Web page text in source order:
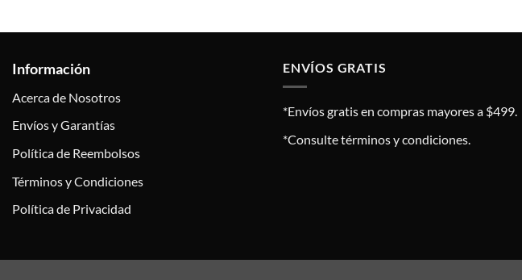
Información
Acerca de Nosotros
Envíos y Garantías
Política de Reembolsos
Términos y Condiciones
Política de Privacidad
ENVÍOS GRATIS
*Envíos gratis en compras mayores a $499.
*Consulte términos y condiciones.